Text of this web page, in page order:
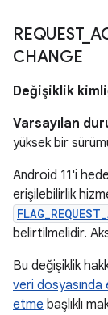
REQUEST_
CHANGE
Değişiklik
Varsayılan
yüksek bir
Android 11'i
erişilebilirlik
belirtilmelidir.
Bu değişiklik
veri dosyasında
etme başlıklı